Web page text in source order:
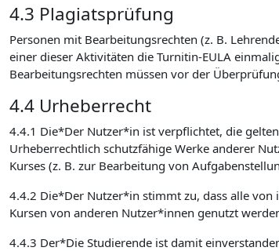
4.3 Plagiatsprüfung
Personen mit Bearbeitungsrechten (z. B.
einer dieser Aktivitäten die Turnitin-EULA
Bearbeitungsrechten müssen vor der
4.4 Urheberrecht
4.4.1 Die*Der Nutzer*in ist verpflichtet, die
Urheberrechtlich schutzfähige Werke anderer
Kurses (z. B. zur Bearbeitung von
4.4.2 Die*Der Nutzer*in stimmt zu, dass alle
Kursen von anderen Nutzer*innen genutzt
4.4.3 Der*Die Studierende ist damit